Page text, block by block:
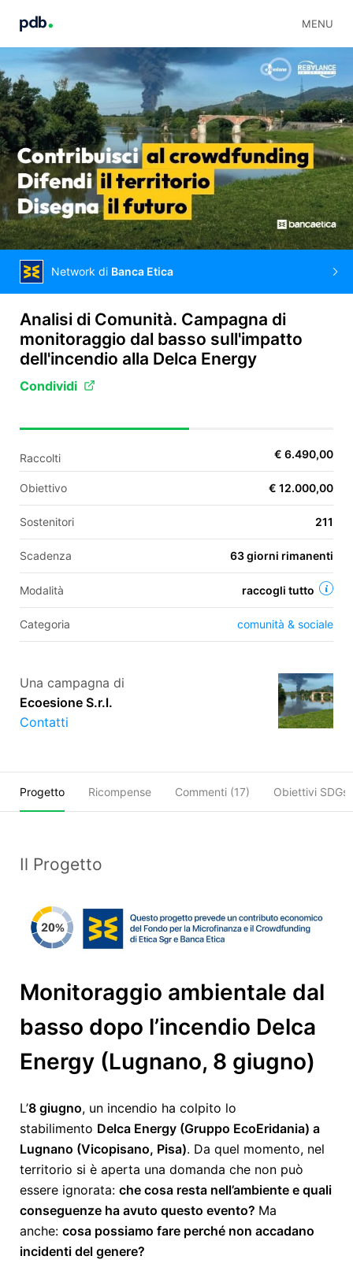
MENU
IT
ES
Network di Banca Etica
Analisi di Comunità. Campagna di
monitoraggio dal basso sull'impatto
dell'incendio alla Delca Energy
Condividi
Raccolti € 6.490,00
Obiettivo € 12.000,00
Sostenitori 211
Scadenza 63 giorni rimanenti
Modalità raccogli tutto
Categoria comunità & sociale
Una campagna di
Ecoesione S.r.l.
Contatti
Progetto Ricompense Commenti (17) Obiettivi SDGs
Il Progetto
Monitoraggio ambientale dal
basso dopo l’incendio Delca
Energy (Lugnano, 8 giugno)
L’8 giugno, un incendio ha colpito lo
stabilimento Delca Energy (Gruppo EcoEridania) a
Lugnano (Vicopisano, Pisa). Da quel momento, nel
territorio si è aperta una domanda che non può
essere ignorata: che cosa resta nell’ambiente e quali
conseguenze ha avuto questo evento? Ma
anche: cosa possiamo fare perché non accadano
incidenti del genere?